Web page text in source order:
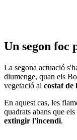
Un segon foc
La segona actuació
diumenge, quan els
vegetació al costat de
En aquest cas, les
quadrats abans que
extingir l'incendi.